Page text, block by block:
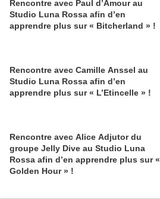
Rencontre avec Paul d’Amour au
Studio Luna Rossa afin d’en
apprendre plus sur « Bitcherland » !
Rencontre avec Camille Anssel au
Studio Luna Rossa afin d’en
apprendre plus sur « L’Etincelle » !
Rencontre avec Alice Adjutor du
groupe Jelly Dive au Studio Luna
Rossa afin d’en apprendre plus sur «
Golden Hour » !